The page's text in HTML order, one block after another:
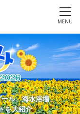
MENU
ル、海水浴場、
を大紹介